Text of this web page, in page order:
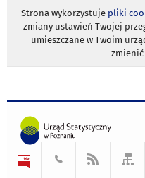
Strona wykorzystuje pliki
zmiany ustawień Twojej
umieszczane w Twoim